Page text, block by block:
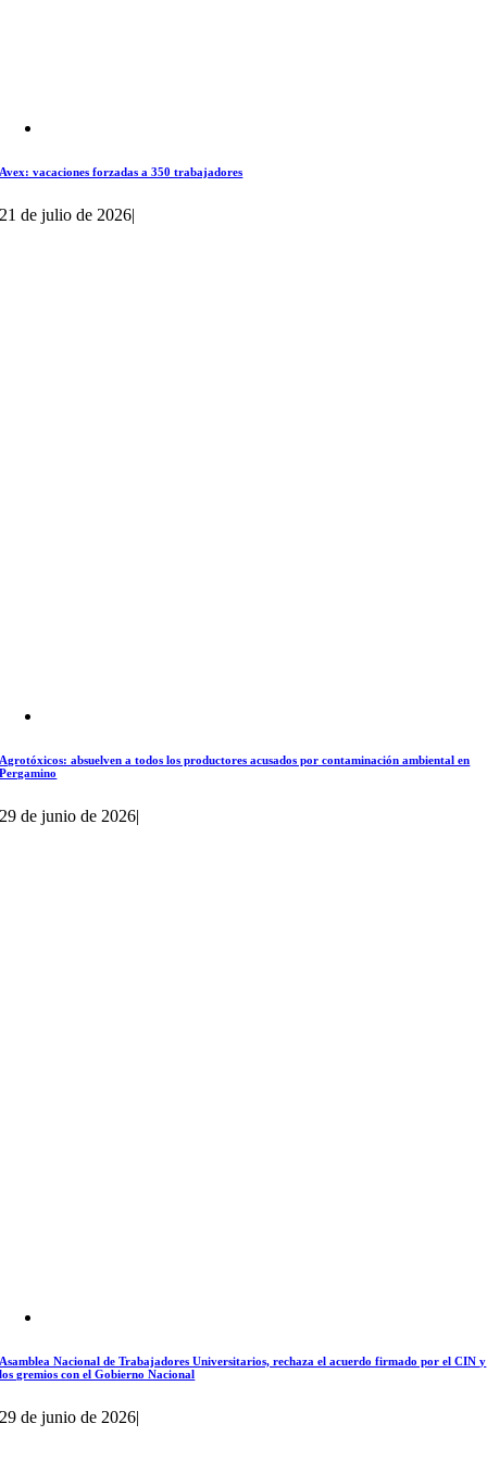
Avex: vacaciones forzadas a 350 trabajadores
21 de julio de 2026|
Agrotóxicos: absuelven a todos los productores acusados por contaminación ambiental en
Pergamino
29 de junio de 2026|
Asamblea Nacional de Trabajadores Universitarios, rechaza el acuerdo firmado por el CIN y
los gremios con el Gobierno Nacional
29 de junio de 2026|